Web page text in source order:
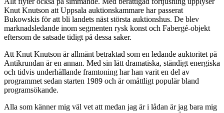
Knut Knutson att Uppsala auktionskammare har passerat
Bukowskis för att bli landets näst största auktionshus. De blev
marknadsledande inom segmenten rysk konst och Fabergé-objekt
eftersom de satsade tidigt på dessa saker.
Att Knut Knutson är allmänt betraktad som en ledande auktoritet på
Antikrundan är en annan. Med sin lätt dramatiska, ständigt energiska
och tidvis underhållande framtoning har han varit en del av
programmet sedan starten 1989 och är omåttligt populär bland
programsökande.
Alla som känner mig väl vet att medan jag är i lådan är jag bara mig